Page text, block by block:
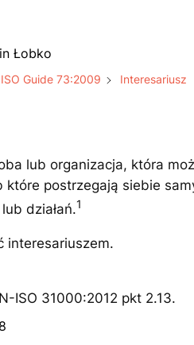
Łobko
ISO Guide 73:2009 Interesariusz
lub organizacja, która
które postrzegają siebie
działań.1
interesariuszem.
ISO 31000:2012 pkt 2.13.